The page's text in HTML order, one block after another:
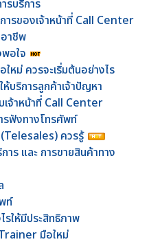
รบริการ
รของเจ้าหน้าที่ Call Center
าชีพ
อใจ
หม่ ควรจะเริ่มต้นอย่างไร
ห้บริการลูกค้าเจ้าปัญหา
เจ้าหน้าที่ Call Center
รฟังทางโทรศัพท์
ควรรู้
ร และ การขายสินค้าทาง
ท์
ให้มีประสิทธิภาพ
มือใหม่